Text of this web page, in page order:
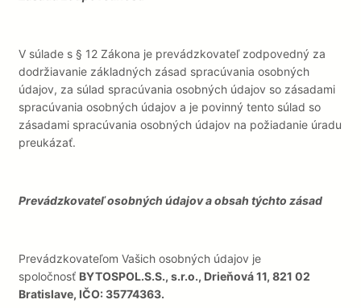
V súlade s § 12 Zákona je prevádzkovateľ zodpovedný za
dodržiavanie základných zásad spracúvania osobných
údajov, za súlad spracúvania osobných údajov so zásadami
spracúvania osobných údajov a je povinný tento súlad so
zásadami spracúvania osobných údajov na požiadanie úradu
preukázať.
Prevádzkovateľ osobných údajov a obsah týchto zásad
Prevádzkovateľom Vašich osobných údajov je
spoločnosť BYTOSPOL.S.S., s.r.o., Drieňová 11, 821 02
Bratislave, IČO: 35774363.